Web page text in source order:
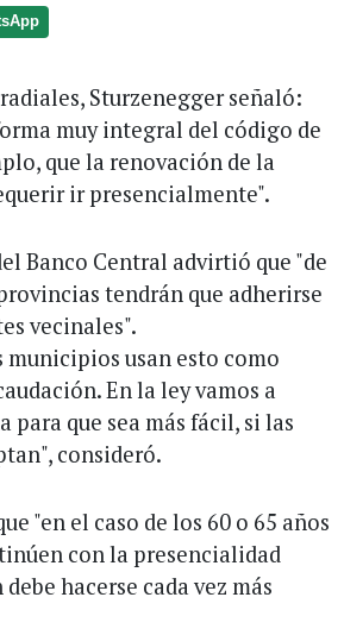
Sturzenegger señaló:
muy integral del código de
que la renovación de la
ir presencialmente".
Banco Central advirtió que "de
tendrán que adherirse
vecinales".
municipios usan esto como
En la ley vamos a
para que sea más fácil, si las
consideró.
"en el caso de los 60 o 65 años
con la presencialidad
hacerse cada vez más